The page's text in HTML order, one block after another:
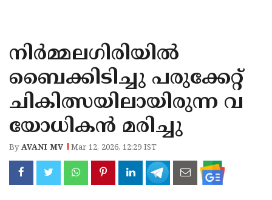
KANNUR
KASARAGOD
നിർമ്മലഗിരിയിൽ
ബൈക്കിടിച്ചു പരുക്കേറ്റ്
ചികിത്സയിലായിരുന്ന വ
യോധികൻ മരിച്ചു
ByAVANI MV Mar 12, 2026, 12:29 IST